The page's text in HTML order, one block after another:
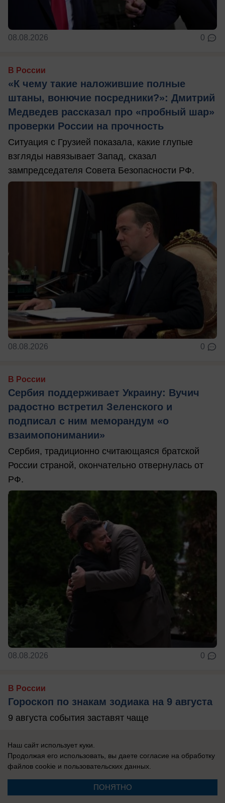
08.08.2026 0
В России
«К чему такие наложившие полные
штаны, вонючие посредники?»: Дмитрий
Медведев рассказал про «пробный шар»
проверки России на прочность
Ситуация с Грузией показала, какие глупые
взгляды навязывает Запад, сказал
зампредседателя Совета Безопасности РФ.
08.08.2026 0
В России
Сербия поддерживает Украину: Вучич
радостно встретил Зеленского и
подписал с ним меморандум «о
взаимопонимании»
Сербия, традиционно считающаяся братской
России страной, окончательно отвернулась от
РФ.
08.08.2026 0
В России
Гороскоп по знакам зодиака на 9 августа
9 августа события заставят чаще
собственным ощущениям. Убывающая Луна
располагает к ...
Наш сайт использует куки.
Продолжая его использовать, вы даете согласие на обработку
файлов cookie и пользовательских данных.
ПОНЯТНО